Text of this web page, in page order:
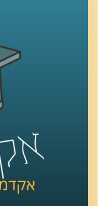
יש לשאוף,
מאדם לאדם,
לקראת השנה
מלמדת אותנו,
הביטוי השגור
קרדיט תמונות: